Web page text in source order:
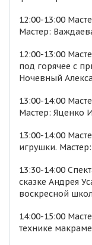
12:00-13:00
Мастер:
12:00-13:00
под горячее с
Ночевный
13:00-14:00
Мастер: Яценко
13:00-14:00
игрушки.
13:30-14:00
сказке Андрея
воскресной
14:00-15:00
технике